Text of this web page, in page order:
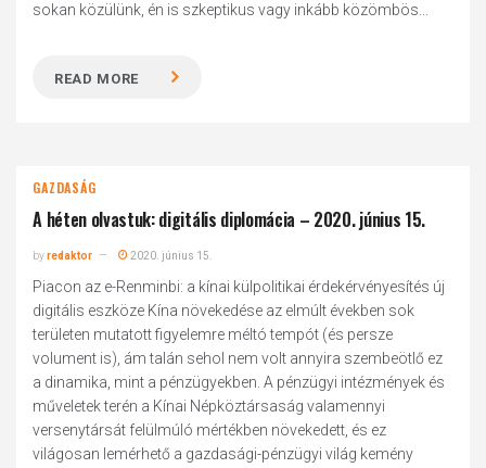
sokan közülünk, én is szkeptikus vagy inkább közömbös...
READ MORE
GAZDASÁG
A héten olvastuk: digitális diplomácia – 2020. június 15.
byredaktor 2020. június 15.
Piacon az e-Renminbi: a kínai külpolitikai érdekérvényesítés új
digitális eszköze Kína növekedése az elmúlt években sok
területen mutatott figyelemre méltó tempót (és persze
volument is), ám talán sehol nem volt annyira szembeötlő ez
a dinamika, mint a pénzügyekben. A pénzügyi intézmények és
műveletek terén a Kínai Népköztársaság valamennyi
versenytársát felülmúló mértékben növekedett, és ez
világosan lemérhető a gazdasági-pénzügyi világ kemény